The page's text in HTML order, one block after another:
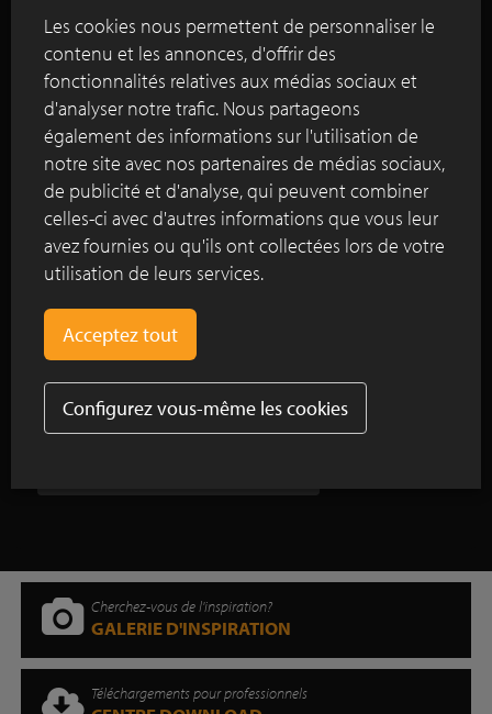
de 30 partenaires prestigieux spécialisés dans la vie
en plein air et le design. La briqueterie Vande
Moortel a apporté une contribution importante à
ce parc d'inspiration qu'il faut absolument visiter.
Lire plus
Un motif contrasté fait de pavés en terre
cuite SeptimA colore la place de quartier
Kieke-Boe à Amsterdam
L’esplanade de Tour & Taxis magnifiée par
le pavé en terre cuite Graphite
Cherchez-vous de l'inspiration?
GALERIE D'INSPIRATION
Téléchargements pour professionnels
Les cookies nous permettent de personnaliser le
contenu et les annonces, d'offrir des
fonctionnalités relatives aux médias sociaux et
d'analyser notre trafic. Nous partageons
également des informations sur l'utilisation de
notre site avec nos partenaires de médias sociaux,
de publicité et d'analyse, qui peuvent combiner
celles-ci avec d'autres informations que vous leur
avez fournies ou qu'ils ont collectées lors de votre
utilisation de leurs services.
Configurez vous-même les cookies